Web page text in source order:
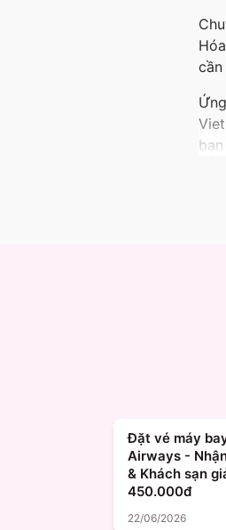
Đặt vé máy
Airways -
& Khách sạn
450.000đ
22/06/2026